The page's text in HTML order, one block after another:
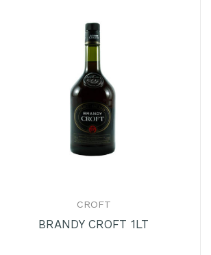
CROFT
BRANDY CROFT 1LT